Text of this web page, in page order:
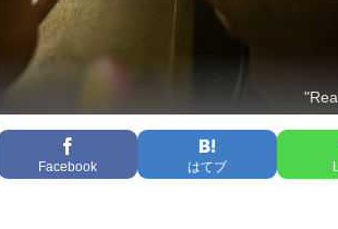
Facebook はてブ